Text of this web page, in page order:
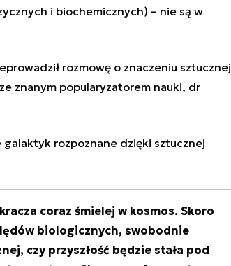
i biochemicznych) – nie są w
rozmowę o znaczeniu sztucznej
znanym popularyzatorem nauki, dr
rozpoznane dzięki sztucznej
coraz śmielej w kosmos. Skoro
biologicznych, swobodnie
czy przyszłość będzie stała pod